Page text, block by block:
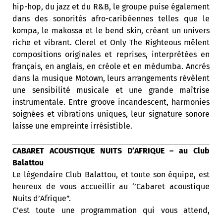
hip-hop, du jazz et du R&B, le groupe puise également
dans des sonorités afro-caribéennes telles que le
kompa, le makossa et le bend skin, créant un univers
riche et vibrant. Clerel et Only The Righteous mêlent
compositions originales et reprises, interprétées en
français, en anglais, en créole et en médumba. Ancrés
dans la musique Motown, leurs arrangements révèlent
une sensibilité musicale et une grande maîtrise
instrumentale. Entre groove incandescent, harmonies
soignées et vibrations uniques, leur signature sonore
laisse une empreinte irrésistible.
CABARET ACOUSTIQUE NUITS D’AFRIQUE – au Club
Balattou
Le légendaire Club Balattou, et toute son équipe, est
heureux de vous accueillir au ‘’Cabaret acoustique
Nuits d’Afrique”.
C’est toute une programmation qui vous attend,